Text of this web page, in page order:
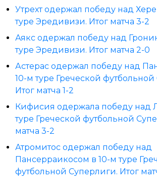
Утрехт одержал победу над
туре Эредивизи. Итог матча 3-2
Аякс одержал победу над
туре Эредивизи. Итог матча 2-0
Астерас одержал победу над
10-м туре Греческой
Итог матча 1-2
Кифисия одержала победу над
туре Греческой футбольной
матча 3-2
Атромитос одержал победу над
Пансерраикосом в 10-м туре
футбольной Суперлиги. Итог